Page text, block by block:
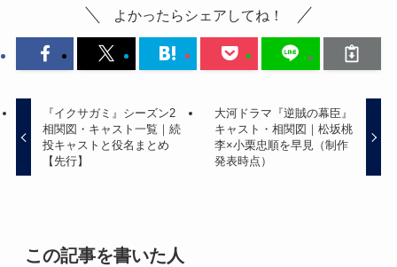
よかったらシェアしてね！
『イクサガミ』シーズン2
相関図・キャスト一覧｜続
投キャストと役名まとめ
【先行】
大河ドラマ『逆賊の幕臣』
キャスト・相関図｜松坂桃
李×小栗忠順を早見（制作
発表時点）
この記事を書いた人